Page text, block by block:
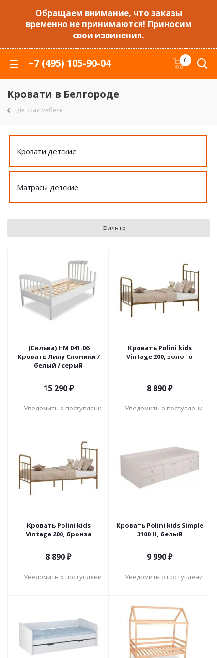
Обращаем внимание, что заказы
временно не принимаются! Приносим
свои извинения.
+7 (495) 105-90-04 0
Кровати в Белгороде
Детская мебель
Кровати детские
Матрасы детские
Фильтр
(Сильва) НМ 041.06
Кровать Лилу Слоники /
белый / серый
15 290₽
Уведомить о поступлении
Кровать Polini kids
Vintage 200, золото
8 890₽
Уведомить о поступлении
Кровать Polini kids
Vintage 200, бронза
8 890₽
Уведомить о поступлении
Кровать Polini kids Simple
3100 Н, белый
9 990₽
Уведомить о поступлении